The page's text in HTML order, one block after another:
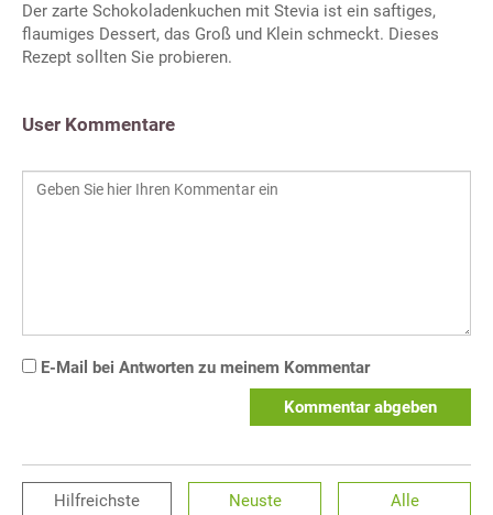
Der zarte Schokoladenkuchen mit Stevia ist ein saftiges,
flaumiges Dessert, das Groß und Klein schmeckt. Dieses
Rezept sollten Sie probieren.
User Kommentare
E-Mail bei Antworten zu meinem Kommentar
Kommentar abgeben
Hilfreichste Neuste Alle